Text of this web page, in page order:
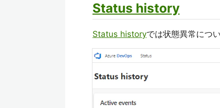
Status history
Status historyでは状態異常につ